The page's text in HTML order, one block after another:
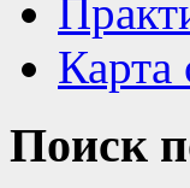
Карта
Поиск